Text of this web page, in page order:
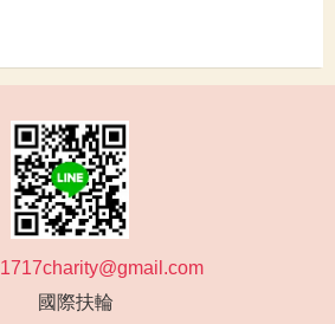
1717charity@gmail.com
國際扶輪